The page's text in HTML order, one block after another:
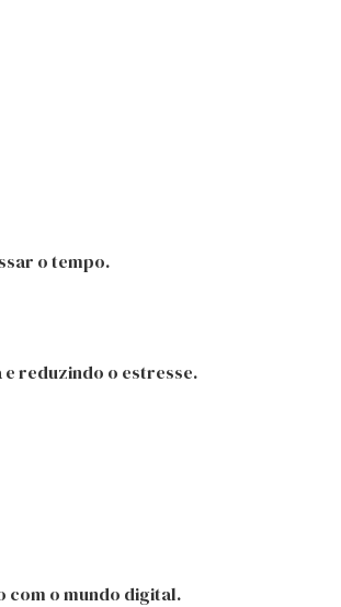
o tempo.
reduzindo o estresse.
com o mundo digital.